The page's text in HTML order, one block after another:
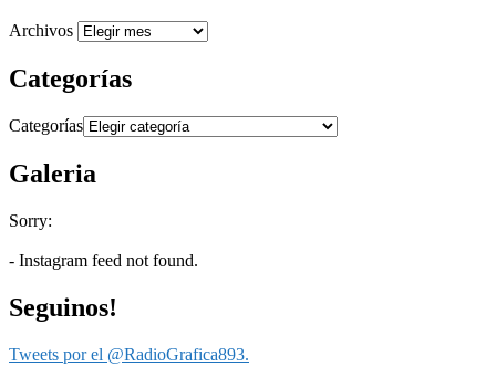
Archivos
Categorías
Categorías
Galeria
Sorry:
- Instagram feed not found.
Seguinos!
Tweets por el @RadioGrafica893.